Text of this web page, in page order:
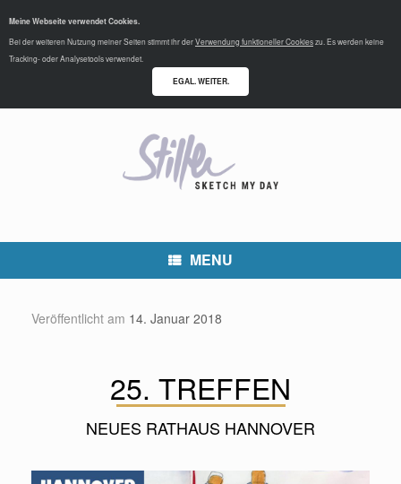
MENU
Veröffentlicht am 14. Januar 2018
25. TREFFEN
NEUES RATHAUS HANNOVER
Meine Webseite verwendet Cookies.
Bei der weiteren Nutzung meiner Seiten stimmt ihr derVerwendung funktioneller Cookieszu. Es werden keine
Tracking- oder Analysetools verwendet.
EGAL. WEITER.